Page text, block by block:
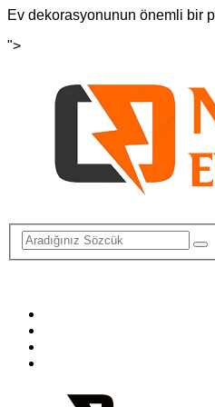
Ev dekorasyonunun önemli bir
">